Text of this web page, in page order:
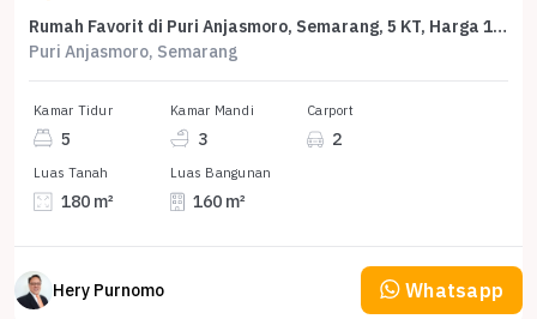
Rumah Favorit di Puri Anjasmoro, Semarang, 5 KT, Harga 1,9 Miliar
Puri Anjasmoro, Semarang
Kamar Tidur
5
Kamar Mandi
3
Carport
2
Luas Tanah
180 m²
Luas Bangunan
160 m²
Hery Purnomo Whatsapp